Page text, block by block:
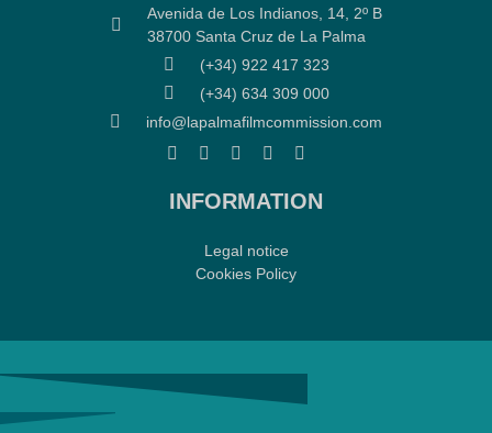
Avenida de Los Indianos, 14, 2º B
38700 Santa Cruz de La Palma
(+34) 922 417 323
(+34) 634 309 000
info@lapalmafilmcommission.com
INFORMATION
Legal notice
Cookies Policy